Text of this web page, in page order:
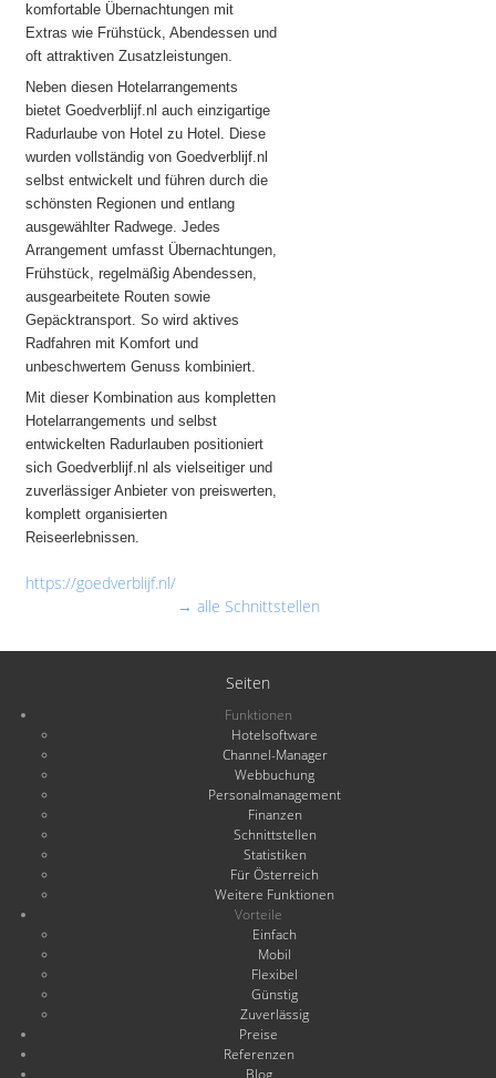
komfortable Übernachtungen mit
Extras wie Frühstück, Abendessen und
oft attraktiven Zusatzleistungen.
Neben diesen Hotelarrangements
bietet Goedverblijf.nl auch einzigartige
Radurlaube von Hotel zu Hotel. Diese
wurden vollständig von Goedverblijf.nl
selbst entwickelt und führen durch die
schönsten Regionen und entlang
ausgewählter Radwege. Jedes
Arrangement umfasst Übernachtungen,
Frühstück, regelmäßig Abendessen,
ausgearbeitete Routen sowie
Gepäcktransport. So wird aktives
Radfahren mit Komfort und
unbeschwertem Genuss kombiniert.
Mit dieser Kombination aus kompletten
Hotelarrangements und selbst
entwickelten Radurlauben positioniert
sich Goedverblijf.nl als vielseitiger und
zuverlässiger Anbieter von preiswerten,
komplett organisierten
Reiseerlebnissen.
https://goedverblijf.nl/
→ alle Schnittstellen
Seiten
Funktionen
Hotelsoftware
Channel-Manager
Webbuchung
Personalmanagement
Finanzen
Schnittstellen
Statistiken
Für Österreich
Weitere Funktionen
Vorteile
Einfach
Mobil
Flexibel
Günstig
Zuverlässig
Preise
Referenzen
Blog